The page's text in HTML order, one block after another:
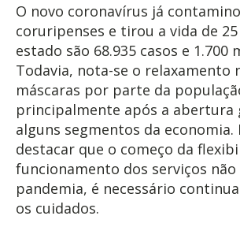
O novo coronavírus já
coruripenses e tirou a vida de
estado são 68.935 casos e 1.700
Todavia, nota-se o relaxamento
máscaras por parte da
principalmente após a abertura
alguns segmentos da
destacar que o começo da
funcionamento dos serviços não
pandemia, é necessário
os cuidados.